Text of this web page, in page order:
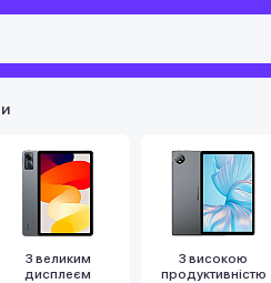
З великим
дисплеєм
З високою
продуктивністю